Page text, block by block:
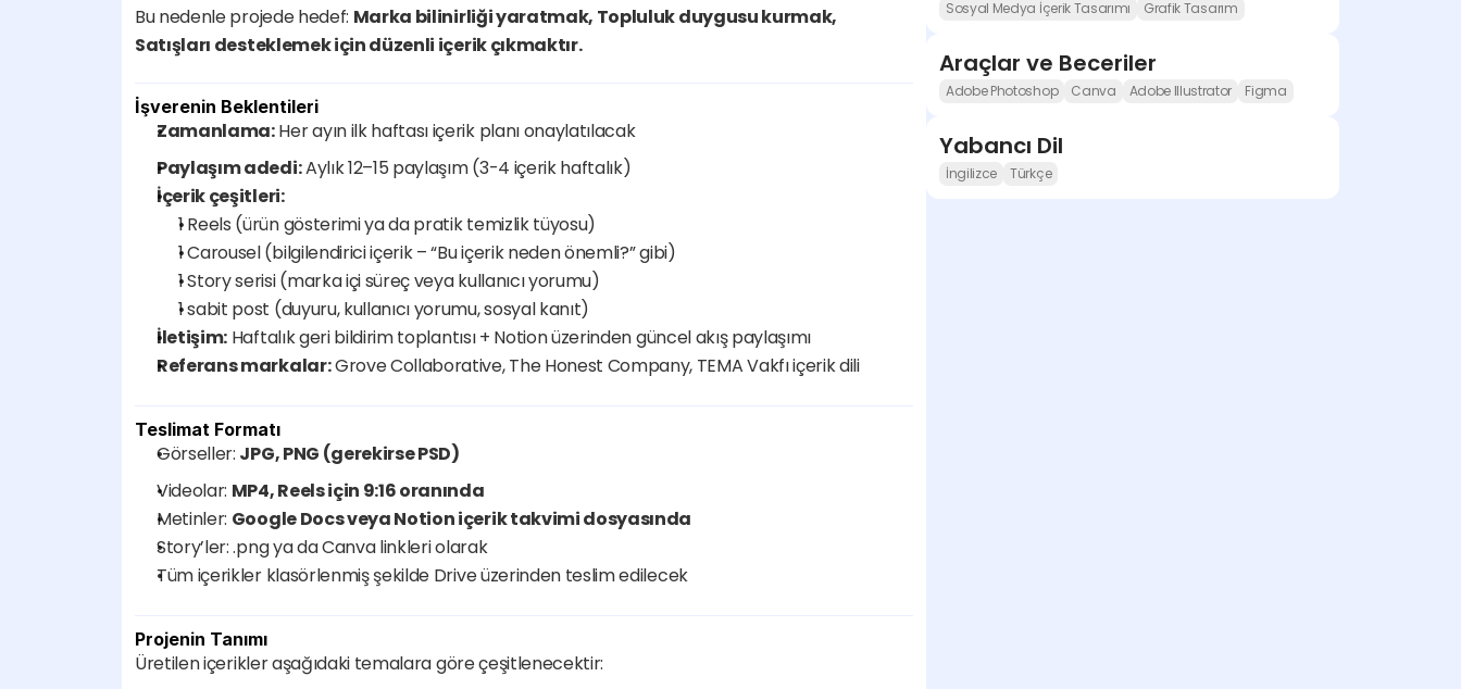
Bu nedenle projede hedef: Marka bilinirliği yaratmak, Topluluk duygusu kurmak,
Satışları desteklemek için düzenli içerik çıkmaktır.
İşverenin Beklentileri
Zamanlama: Her ayın ilk haftası içerik planı onaylatılacak
Paylaşım adedi: Aylık 12–15 paylaşım (3-4 içerik haftalık)
İçerik çeşitleri:
1 Reels (ürün gösterimi ya da pratik temizlik tüyosu)
1 Carousel (bilgilendirici içerik – “Bu içerik neden önemli?” gibi)
1 Story serisi (marka içi süreç veya kullanıcı yorumu)
1 sabit post (duyuru, kullanıcı yorumu, sosyal kanıt)
İletişim: Haftalık geri bildirim toplantısı + Notion üzerinden güncel akış paylaşımı
Referans markalar: Grove Collaborative, The Honest Company, TEMA Vakfı içerik dili
Teslimat Formatı
Görseller: JPG, PNG (gerekirse PSD)
Videolar: MP4, Reels için 9:16 oranında
Metinler: Google Docs veya Notion içerik takvimi dosyasında
Story’ler: .png ya da Canva linkleri olarak
Tüm içerikler klasörlenmiş şekilde Drive üzerinden teslim edilecek
Projenin Tanımı
Üretilen içerikler aşağıdaki temalara göre çeşitlenecektir:
Sosyal Medya İçerik Tasarımı Grafik Tasarım
Araçlar ve Beceriler
Adobe Photoshop Canva Adobe Illustrator Figma
Yabancı Dil
İngilizce Türkçe